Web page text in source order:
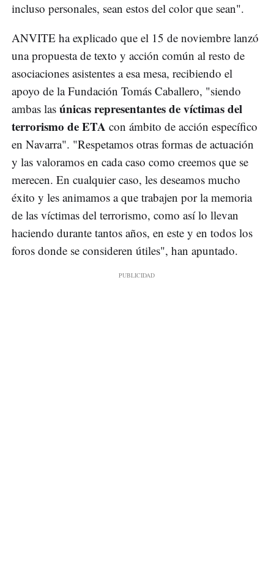
incluso personales, sean estos del color que sean".
ANVITE ha explicado que el 15 de noviembre lanzó
una propuesta de texto y acción común al resto de
asociaciones asistentes a esa mesa, recibiendo el
apoyo de la Fundación Tomás Caballero, "siendo
ambas las únicas representantes de víctimas del
terrorismo de ETA con ámbito de acción específico
en Navarra". "Respetamos otras formas de actuación
y las valoramos en cada caso como creemos que se
merecen. En cualquier caso, les deseamos mucho
éxito y les animamos a que trabajen por la memoria
de las víctimas del terrorismo, como así lo llevan
haciendo durante tantos años, en este y en todos los
foros donde se consideren útiles", han apuntado.